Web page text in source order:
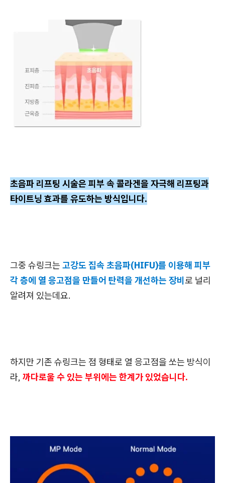
초음파 리프팅 시술은 피부 속 콜라겐을 자극해 리프팅과
타이트닝 효과를 유도하는 방식입니다.
그중 슈링크는 고강도 집속 초음파(HIFU)를 이용해 피부
각 층에 열 응고점을 만들어 탄력을 개선하는 장비로 널리
알려져 있는데요.
하지만 기존 슈링크는 점 형태로 열 응고점을 쏘는 방식이
라, 까다로울 수 있는 부위에는 한계가 있었습니다.